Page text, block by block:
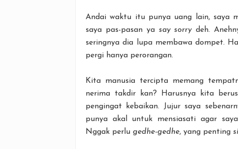
Andai waktu itu punya uang lain, saya
saya pas-pasan ya say sorry deh.
seringnya dia lupa membawa dompet.
pergi hanya perorangan.
Kita manusia tercipta memang
nerima takdir kan? Harusnya kita
pengingat kebaikan. Jujur saya
punya akal untuk mensiasati agar
Nggak perlu gedhe-gedhe, yang penting